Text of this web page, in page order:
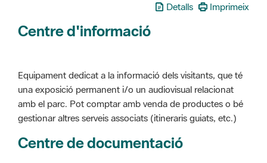
Detalls Imprimeix
Centre d'informació
Equipament dedicat a la informació dels visitants, que té
una exposició permanent i/o un audiovisual relacionat
amb el parc. Pot comptar amb venda de productes o bé
gestionar altres serveis associats (itineraris guiats, etc.)
Centre de documentació